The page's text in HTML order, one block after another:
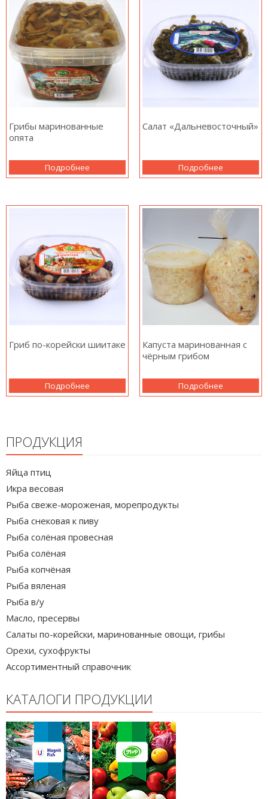
Грибы маринованные
опята
Подробнее
Салат «Дальневосточный»
Подробнее
Гриб по-корейски шиитаке
Подробнее
Капуста маринованная с
чёрным грибом
Подробнее
ПРОДУКЦИЯ
Яйца птиц
Икра весовая
Рыба свеже-мороженая, морепродукты
Рыба снековая к пиву
Рыба солёная провесная
Рыба солёная
Рыба копчёная
Рыба вяленая
Рыба в/у
Масло, пресервы
Салаты по-корейски, маринованные овощи, грибы
Орехи, сухофрукты
Ассортиментный справочник
КАТАЛОГИ ПРОДУКЦИИ